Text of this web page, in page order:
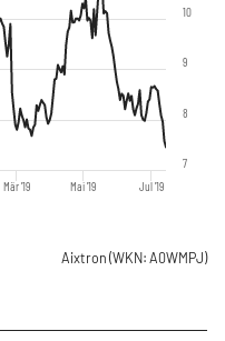
Mär '19 Mai '19 Jul '19
7
8
9
10
Aixtron (WKN: A0WMPJ)